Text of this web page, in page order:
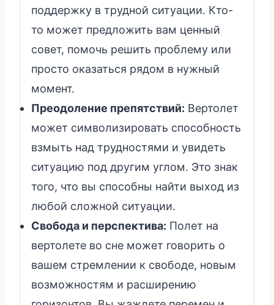
поддержку в трудной ситуации. Кто-
то может предложить вам ценный
совет, помочь решить проблему или
просто оказаться рядом в нужный
момент.
Преодоление препятствий: Вертолет
может символизировать способность
взмыть над трудностями и увидеть
ситуацию под другим углом. Это знак
того, что вы способны найти выход из
любой сложной ситуации.
Свобода и перспектива: Полет на
вертолете во сне может говорить о
вашем стремлении к свободе, новым
возможностям и расширению